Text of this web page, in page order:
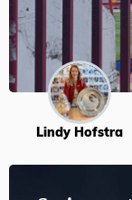
Lindy Hofstra